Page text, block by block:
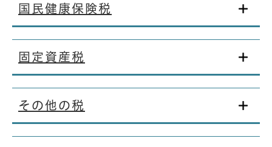
国民健康保険税
固定資産税
その他の税